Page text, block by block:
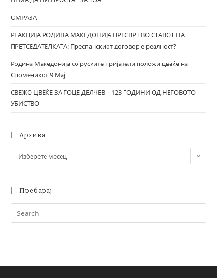
ОМРАЗА
РЕАКЦИЈА РОДИНА МАКЕДОНИЈА ПРЕСВРТ ВО СТАВОТ НА
ПРЕТСЕДАТЕЛКАТА: Преспанскиот договор е реалност?
Родина Македонија со руските пријатели положи цвеќе на
Споменикот 9 Мај
СВЕЖО ЦВЕЌЕ ЗА ГОЦЕ ДЕЛЧЕВ – 123 ГОДИНИ ОД НЕГОВОТО
УБИСТВО
Архива
Изберете месец
Пребарај